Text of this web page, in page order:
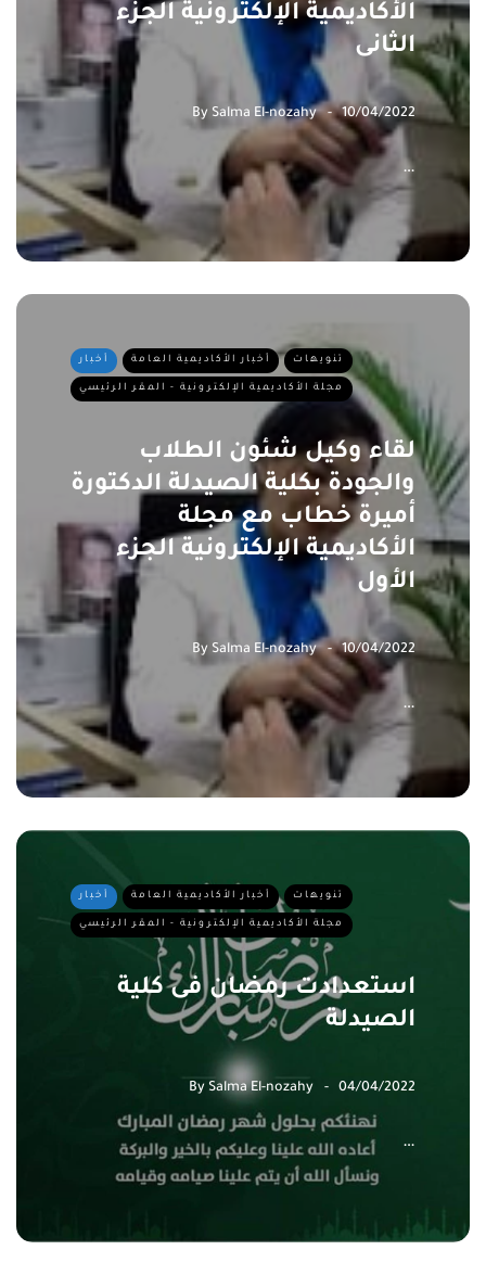
الأكاديمية الإلكترونية الجزء
الثانى
By Salma El-nozahy 10/04/2022
…
أخبار أخبار الأكاديمية العامة تنويهات
مجلة الأكاديمية الإلكترونية - المقر الرئيسي
لقاء وكيل شئون الطلاب
والجودة بكلية الصيدلة الدكتورة
أميرة خطاب مع مجلة
الأكاديمية الإلكترونية الجزء
الأول
By Salma El-nozahy 10/04/2022
…
أخبار أخبار الأكاديمية العامة تنويهات
مجلة الأكاديمية الإلكترونية - المقر الرئيسي
استعدادت رمضان فى كلية
الصيدلة
By Salma El-nozahy 04/04/2022
…